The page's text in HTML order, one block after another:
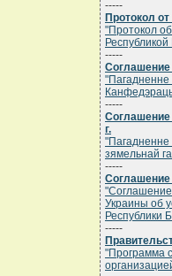
-----
Протокол от
"Протокол
-----
Соглашение
-----
Соглашение
г.
"Пагадненне
зямельнай
-----
Соглашение
Украины об
Республики
-----
"Программа